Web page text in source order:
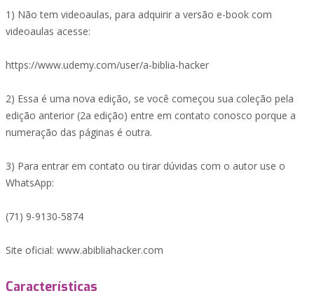
1) Não tem videoaulas, para adquirir a versão e-book com
videoaulas acesse:
https://www.udemy.com/user/a-biblia-hacker
2) Essa é uma nova edição, se você começou sua coleção pela
edição anterior (2a edição) entre em contato conosco porque a
numeração das páginas é outra.
3) Para entrar em contato ou tirar dúvidas com o autor use o
WhatsApp:
(71) 9-9130-5874
Site oficial: www.abibliahacker.com
Características